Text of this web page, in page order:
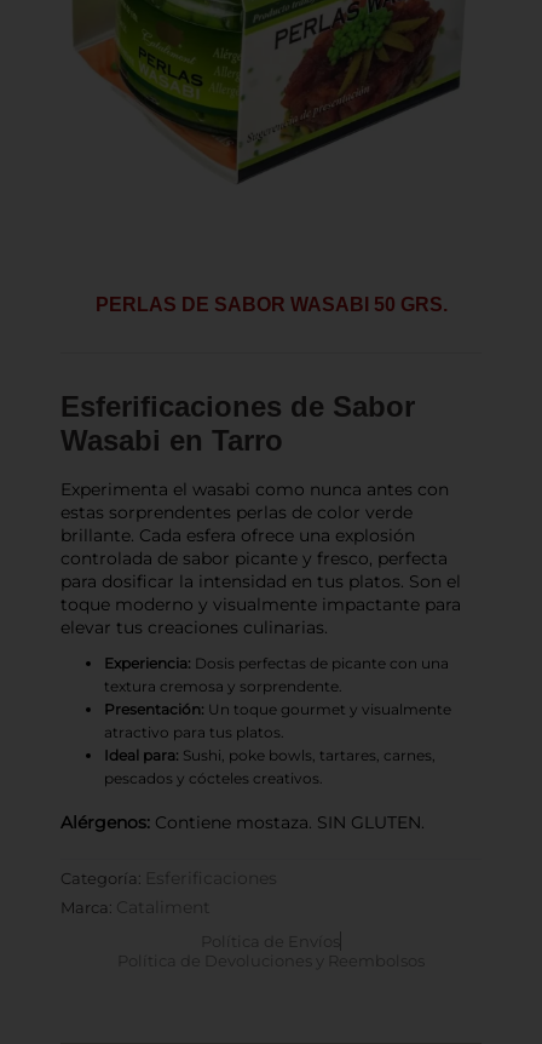
PERLAS DE SABOR WASABI 50 GRS.
Esferificaciones de Sabor
Wasabi en Tarro
Experimenta el wasabi como nunca antes con
estas sorprendentes perlas de color verde
brillante. Cada esfera ofrece una explosión
controlada de sabor picante y fresco, perfecta
para dosificar la intensidad en tus platos. Son el
toque moderno y visualmente impactante para
elevar tus creaciones culinarias.
Experiencia: Dosis perfectas de picante con una
textura cremosa y sorprendente.
Presentación: Un toque gourmet y visualmente
atractivo para tus platos.
Ideal para: Sushi, poke bowls, tartares, carnes,
pescados y cócteles creativos.
Alérgenos: Contiene mostaza. SIN GLUTEN.
Categoría: Esferificaciones
Marca: Cataliment
Política de Envíos
Política de Devoluciones y Reembolsos